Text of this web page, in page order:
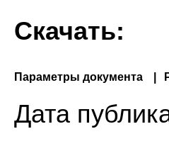
Скачать:
Параметры документа
Дата